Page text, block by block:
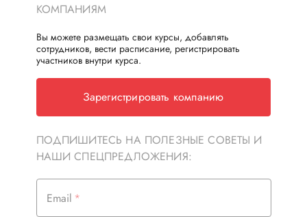
КОМПАНИЯМ
Вы можете размещать свои курсы, добавлять
сотрудников, вести расписание, регистрировать
участников внутри курса.
Зарегистрировать компанию
ПОДПИШИТЕСЬ НА ПОЛЕЗНЫЕ СОВЕТЫ И
НАШИ СПЕЦПРЕДЛОЖЕНИЯ:
Email